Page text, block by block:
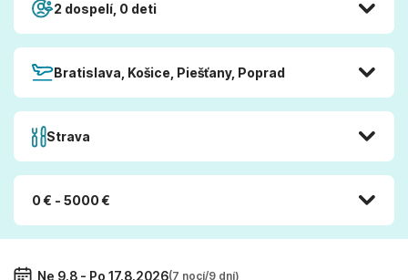
2 dospelí, 0 deti
Bratislava, Košice, Piešťany, Poprad
Strava
0 € - 5000 €
Ne 9.8 - Po 17.8.2026(7 nocí/9 dní)